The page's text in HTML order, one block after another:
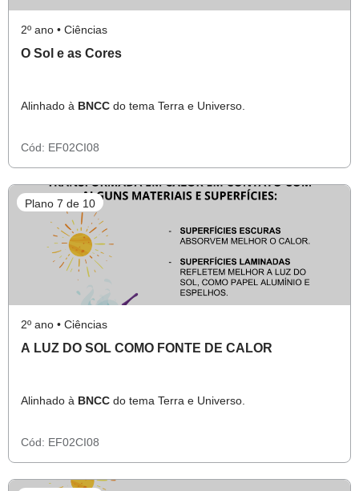
2º ano • Ciências
O Sol e as Cores
Alinhado à BNCC do tema Terra e Universo.
Cód: EF02CI08
Plano 7 de 10
2º ano • Ciências
A LUZ DO SOL COMO FONTE DE CALOR
Alinhado à BNCC do tema Terra e Universo.
Cód: EF02CI08